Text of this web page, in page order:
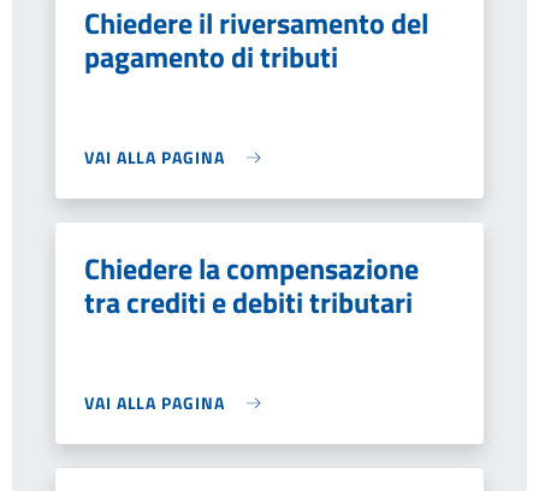
Chiedere il riversamento del
pagamento di tributi
VAI ALLA PAGINA
Chiedere la compensazione
tra crediti e debiti tributari
VAI ALLA PAGINA